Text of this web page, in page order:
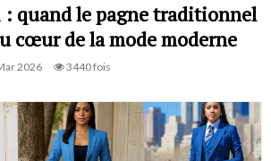
: quand le pagne traditionnel
cœur de la mode moderne
2026 3440 fois